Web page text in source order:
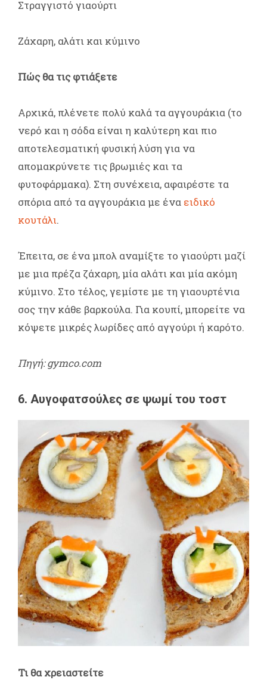
Στραγγιστό γιαούρτι
Ζάχαρη, αλάτι και κύμινο
Πώς θα τις φτιάξετε
Αρχικά, πλένετε πολύ καλά τα αγγουράκια (το
νερό και η σόδα είναι η καλύτερη και πιο
αποτελεσματική φυσική λύση για να
απομακρύνετε τις βρωμιές και τα
φυτοφάρμακα). Στη συνέχεια, αφαιρέστε τα
σπόρια από τα αγγουράκια με ένα ειδικό
κουτάλι.
Έπειτα, σε ένα μπολ αναμίξτε το γιαούρτι μαζί
με μια πρέζα ζάχαρη, μία αλάτι και μία ακόμη
κύμινο. Στο τέλος, γεμίστε με τη γιαουρτένια
σος την κάθε βαρκούλα. Για κουπί, μπορείτε να
κόψετε μικρές λωρίδες από αγγούρι ή καρότο.
Πηγή: gymco.com
6. Αυγοφατσούλες σε ψωμί του τοστ
Τι θα χρειαστείτε